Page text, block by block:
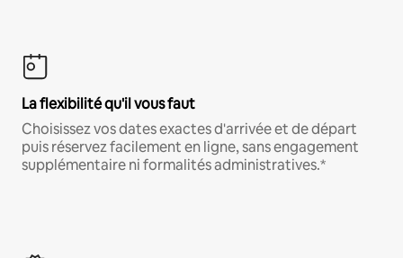
La flexibilité qu'il vous faut
Choisissez vos dates exactes d'arrivée et de départ
puis réservez facilement en ligne, sans engagement
supplémentaire ni formalités administratives.*